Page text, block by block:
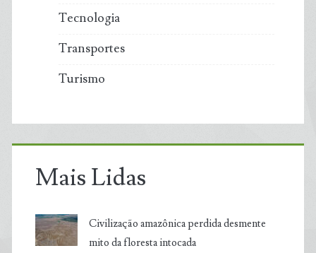
Tecnologia
Transportes
Turismo
Mais Lidas
Civilização amazônica perdida desmente
mito da floresta intocada